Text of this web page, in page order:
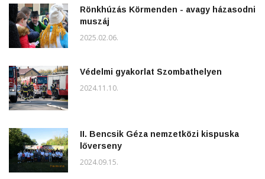
Rönkhúzás Körmenden - avagy házasodni
muszáj
2025.02.06.
Védelmi gyakorlat Szombathelyen
2024.11.10.
II. Bencsik Géza nemzetközi kispuska
lőverseny
2024.09.15.